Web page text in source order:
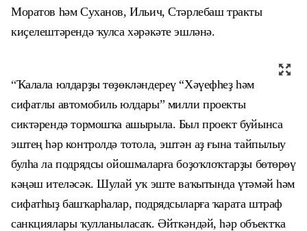
Моратов һәм Суханов, Ильич, Стәрлебаш тракты
киҫелештәрендә ҡулса хәрәкәте эшләнә.
“Ҡалала юлдарҙы төҙөкләндереү“Хәүефһеҙ һәм
сифатлы автомобиль юлдары” милли проекты
сиктәрендә тормошҡа ашырыла. Был проект буйынса
эштең һәр контролдә тотола, эштән аҙ ғына тайпылыу
булһа ла подрядсы ойошмаларға боҙоҡлоҡтарҙы бөтөрөү
кәңәш ителәсәк. Шулай уҡ эште ваҡытында үтәмәй һәм
сифатһыҙ башҡарһалар, подрядсыларға ҡарата штраф
санкциялары ҡулланыласаҡ. Әйткәндәй, һәр объектҡа